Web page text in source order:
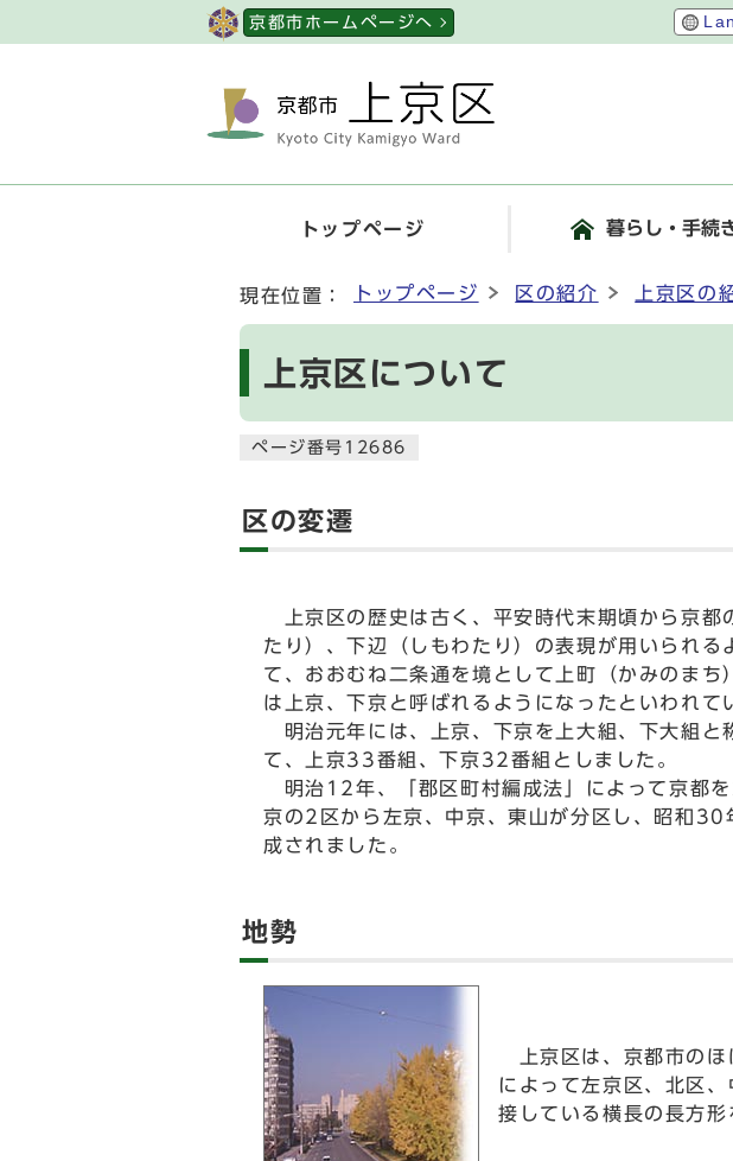
京都市ホームページへ
トップページ 暮らし・手続
現在位置： トップページ 区の紹介 上京区の
上京区について
ページ番号12686
区の変遷
上京区の歴史は古く、平安時代末期頃から京都
たり）、下辺（しもわたり）の表現が用いられる
て、おおむね二条通を境として上町（かみのまち
は上京、下京と呼ばれるようになったといわれて
明治元年には、上京、下京を上大組、下大組と
て、上京33番組、下京32番組としました。
明治12年、「郡区町村編成法」によって京都
京の2区から左京、中京、東山が分区し、昭和
成されました。
地勢
上京区は、京都市のほ
によって左京区、北区
接している横長の長方